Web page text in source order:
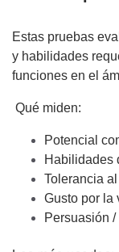
Estas pruebas
y habilidades
funciones en el
Qué miden:
Potencial
Habilidades
Tolerancia
Gusto por la
Persuasión /